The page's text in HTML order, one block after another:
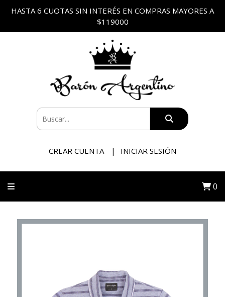
HASTA 6 CUOTAS SIN INTERÉS EN COMPRAS MAYORES A
$119000
CREAR CUENTA INICIAR SESIÓN
0